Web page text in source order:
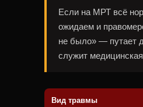
Если на МРТ всё
ожидаем и
не было» — путает
служит
Вид травмы